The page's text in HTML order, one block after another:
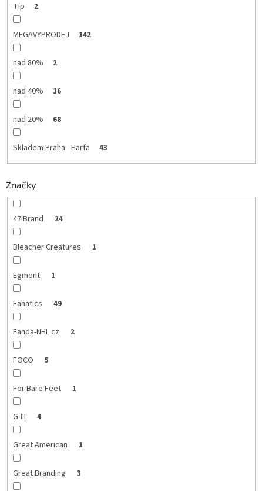
Tip 2
MEGAVYPRODEJ 142
nad 80% 2
nad 40% 16
nad 20% 68
Skladem Praha - Harfa 43
Značky
47 Brand 24
Bleacher Creatures 1
Egmont 1
Fanatics 49
Fanda-NHL.cz 2
FOCO 5
For Bare Feet 1
G-III 4
Great American 1
Great Branding 3